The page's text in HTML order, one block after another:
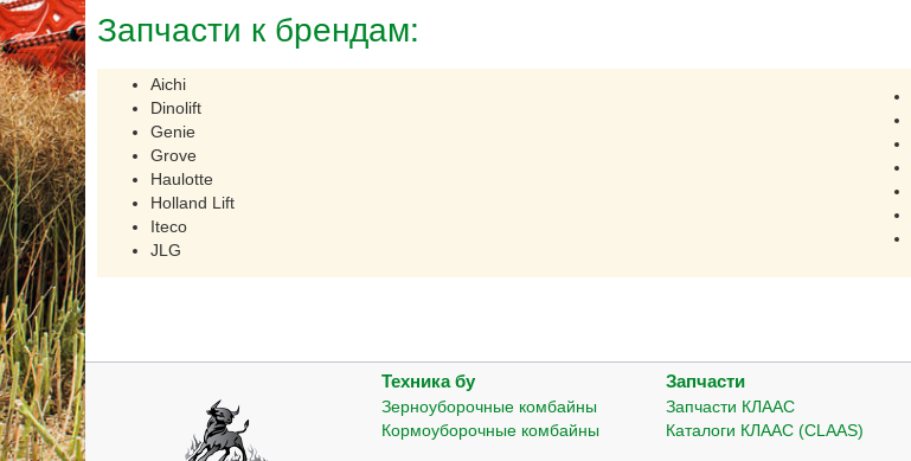
Запчасти к брендам:
Aichi
Dinolift
Genie
Grove
Haulotte
Holland Lift
Iteco
JLG
Техника бу
Зерноуборочные комбайны
Кормоуборочные комбайны
Запчасти
Запчасти КЛААС
Каталоги КЛААС (CLAAS)